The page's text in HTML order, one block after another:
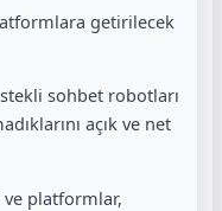
getirilecek
sohbet robotları
açık ve net
platformlar,